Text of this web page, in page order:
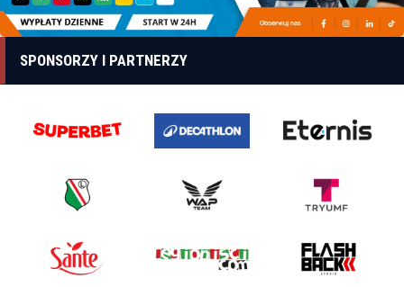
SPONSORZY I PARTNERZY